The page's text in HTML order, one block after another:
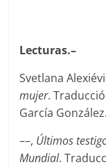
Lecturas.–
Svetlana
mujer.
García
––, Últimos
Mundial.